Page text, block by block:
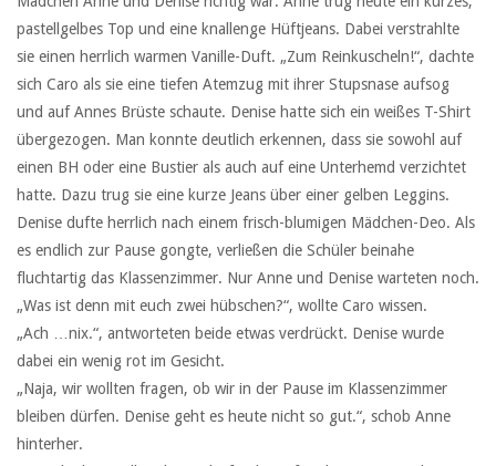
pastellgelbes Top und eine knallenge Hüftjeans. Dabei verstrahlte
sie einen herrlich warmen Vanille-Duft. „Zum Reinkuscheln!“, dachte
sich Caro als sie eine tiefen Atemzug mit ihrer Stupsnase aufsog
und auf Annes Brüste schaute. Denise hatte sich ein weißes T-Shirt
übergezogen. Man konnte deutlich erkennen, dass sie sowohl auf
einen BH oder eine Bustier als auch auf eine Unterhemd verzichtet
hatte. Dazu trug sie eine kurze Jeans über einer gelben Leggins.
Denise dufte herrlich nach einem frisch-blumigen Mädchen-Deo. Als
es endlich zur Pause gongte, verließen die Schüler beinahe
fluchtartig das Klassenzimmer. Nur Anne und Denise warteten noch.
„Was ist denn mit euch zwei hübschen?“, wollte Caro wissen.
„Ach …nix.“, antworteten beide etwas verdrückt. Denise wurde
dabei ein wenig rot im Gesicht.
„Naja, wir wollten fragen, ob wir in der Pause im Klassenzimmer
bleiben dürfen. Denise geht es heute nicht so gut.“, schob Anne
hinterher.